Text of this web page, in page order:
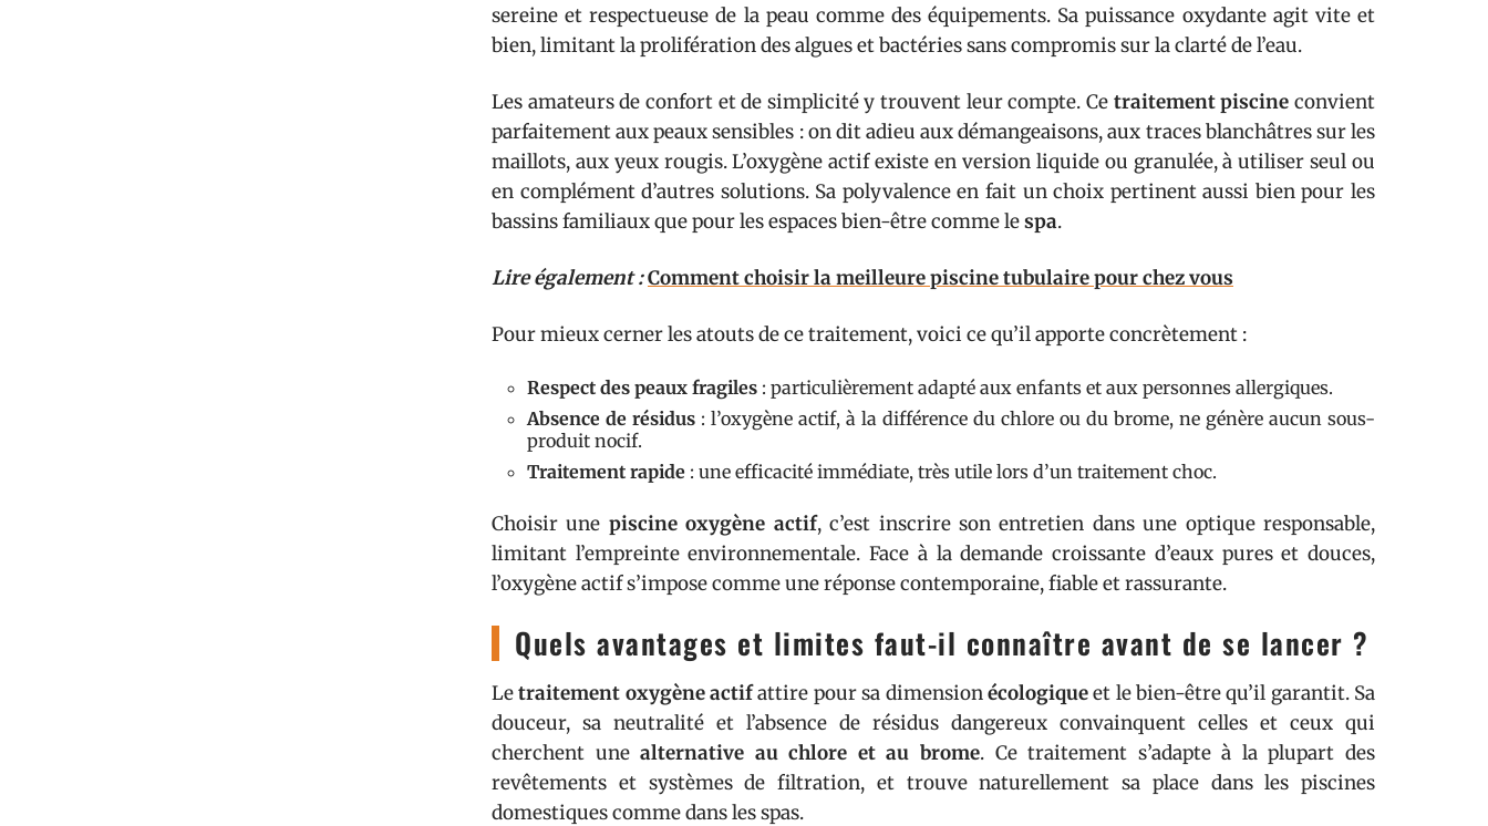
sereine et respectueuse de la peau comme des équipements. Sa puissance oxydante agit vite et
bien, limitant la prolifération des algues et bactéries sans compromis sur la clarté de l’eau.
Les amateurs de confort et de simplicité y trouvent leur compte. Ce traitement piscine convient
parfaitement aux peaux sensibles : on dit adieu aux démangeaisons, aux traces blanchâtres sur les
maillots, aux yeux rougis. L’oxygène actif existe en version liquide ou granulée, à utiliser seul ou
en complément d’autres solutions. Sa polyvalence en fait un choix pertinent aussi bien pour les
bassins familiaux que pour les espaces bien-être comme lespa.
Lire également :Comment choisir la meilleure piscine tubulaire pour chez vous
Pour mieux cerner les atouts de ce traitement, voici ce qu’il apporte concrètement :
Respect des peaux fragiles : particulièrement adapté aux enfants et aux personnes allergiques.
Absence de résidus : l’oxygène actif, à la différence du chlore ou du brome, ne génère aucun sous-
produit nocif.
Traitement rapide : une efficacité immédiate, très utile lors d’un traitement choc.
Choisir une piscine oxygène actif, c’est inscrire son entretien dans une optique responsable,
limitant l’empreinte environnementale. Face à la demande croissante d’eaux pures et douces,
l’oxygène actif s’impose comme une réponse contemporaine, fiable et rassurante.
Quels avantages et limites faut-il connaître avant de se lancer ?
Letraitement oxygène actifattire pour sa dimensionécologiqueet le bien-être qu’il garantit. Sa
douceur, sa neutralité et l’absence de résidus dangereux convainquent celles et ceux qui
cherchent unealternative au chlore et au brome. Ce traitement s’adapte à la plupart des
revêtements et systèmes de filtration, et trouve naturellement sa place dans les piscines
domestiques comme dans les spas.